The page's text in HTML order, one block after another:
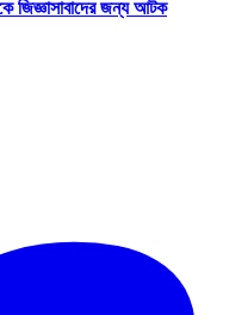
জিজ্ঞাসাবাদের জন্য আটক